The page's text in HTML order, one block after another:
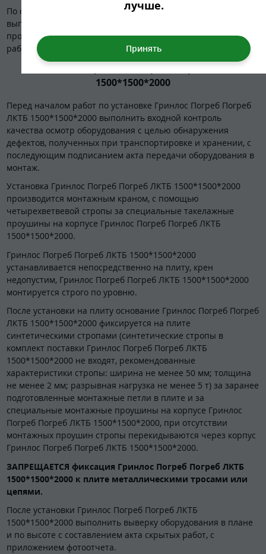
По окончании работ по монтажу плиты-основания
выполнить инструментальную проверку соответствия
проекту проведенных работ с составлением акта скрытых
работ, с приложением фотоотчета.
Установка Гринлос Погреб Погреб ЛКТБ
1500*1500*2000
Перед началом работ по установке Гринлос Погреб Погреб
ЛКТБ 1500*1500*2000 выполнить входной контроль
качества осмотр оборудования с целью обнаружения
дефектов, полученных при транспортировке и хранении, с
последующим подписанием акта передачи оборудования в
монтаж.
Установка Гринлос Погреб Погреб ЛКТБ 1500*1500*2000
производится монтажным краном, с помощью
четырехветвевой стропы за специальные такелажные
проушины на корпусе Гринлос Погреб Погреб ЛКТБ
1500*1500*2000.
Гринлос Погреб Погреб ЛКТБ 1500*1500*2000
устанавливается непосредственно на плиту, крен
недопустим, Гринлос Погреб Погреб ЛКТБ 1500*1500*2000
монтируется строго по уровню.
После установки на плиту основание Гринлос Погреб Погреб
ЛКТБ 1500*1500*2000 фиксируется на плите
синтетическими стропами (синтетические стропы в
комплект поставки Гринлос Погреб Погреб ЛКТБ
1500*1500*2000 не входят, рекомендованные
характеристики стропы: ширина не менее 50 мм; толщина
не менее 2 мм; разрывная нагрузка не менее 5 т) за заранее
подготовленные монтажные петли в плите и за
специальные монтажные проушины на корпусе Гринлос
Погреб Погреб ЛКТБ 1500*1500*2000, при отсутствии
монтажных проушин стропы перекидываются через корпус
Гринлос Погреб Погреб ЛКТБ 1500*1500*2000.
ЗАПРЕЩАЕТСЯ фиксация Гринлос Погреб Погреб ЛКТБ
1500*1500*2000 к плите металлическими тросами или
цепями.
После установки Гринлос Погреб Погреб ЛКТБ
1500*1500*2000 выполнить выверку оборудования в плане
и по высоте с составлением акта скрытых работ, с
приложением фотоотчета.
лучше.